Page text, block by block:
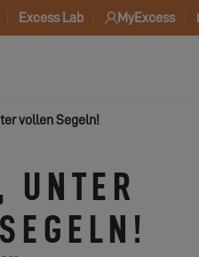
Excess Lab MyExcess
vollen Segeln!
UNTER